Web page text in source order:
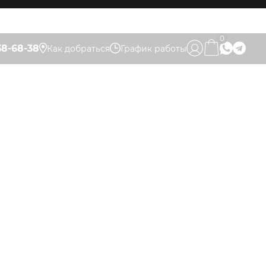
68-38 Как добраться График работы
0